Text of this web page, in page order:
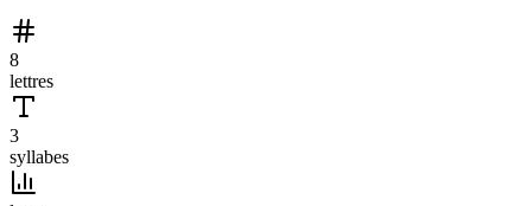
8
lettres
3
syllabes